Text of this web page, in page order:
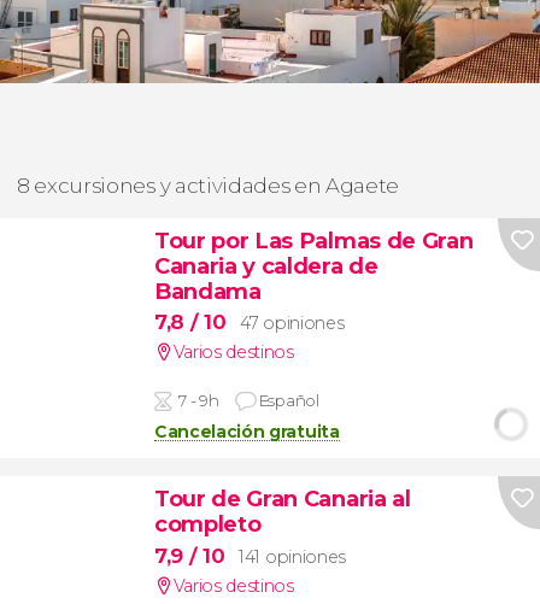
8 excursiones y actividades en Agaete
Tour por Las Palmas de Gran
Canaria y caldera de
Bandama
7,8 / 10
47 opiniones
Varios destinos
7 - 9h Español
Cancelación gratuita
Tour de Gran Canaria al
completo
7,9 / 10
141 opiniones
Varios destinos